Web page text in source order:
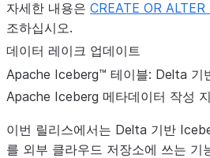
자세한 내용은 CREATE OR
조하십시오.
데이터 레이크 업데이트
Apache Iceberg™ 테이블: Delta 기
Apache Iceberg 메타데이터 작성
이번 릴리스에서는 Delta 기반
를 외부 클라우드 저장소에 쓰는 기